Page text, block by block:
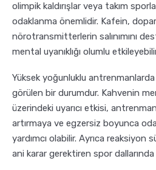
olimpik kaldırışlar veya takım
odaklanma önemlidir. Kafein,
nörotransmitterlerin salınımını
mental uyanıklığı olumlu
Yüksek yoğunluklu
görülen bir durumdur. Kahvenin
üzerindeki uyarıcı etkisi,
artırmaya ve egzersiz boyunca
yardımcı olabilir. Ayrıca reaksiyon
ani karar gerektiren spor dallarında